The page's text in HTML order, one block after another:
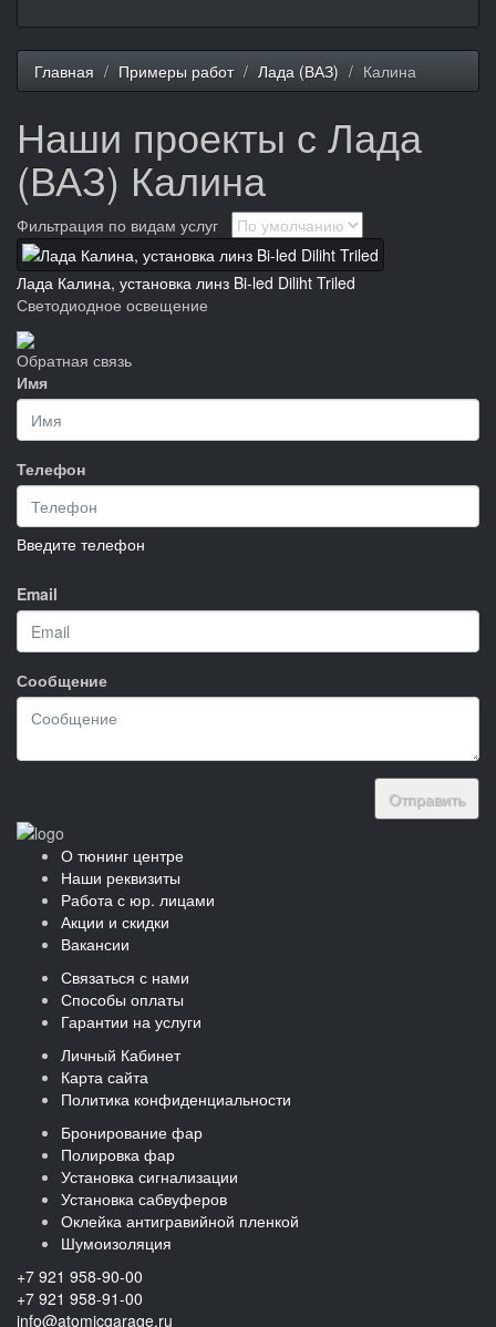
Главная Примеры работ Лада (ВАЗ) Калина
Наши проекты с Лада
(ВАЗ) Калина
Фильтрация по видам услуг
Лада Калина, установка линз Bi-led Diliht Triled
Светодиодное освещение
Обратная связь
Имя
Телефон
Введите телефон
Email
Сообщение
Отправить
О тюнинг центре
Наши реквизиты
Работа с юр. лицами
Акции и скидки
Вакансии
Связаться с нами
Способы оплаты
Гарантии на услуги
Личный Кабинет
Карта сайта
Политика конфиденциальности
Бронирование фар
Полировка фар
Установка сигнализации
Установка сабвуферов
Оклейка антигравийной пленкой
Шумоизоляция
+7 921 958-90-00
+7 921 958-91-00
info@atomicgarage.ru